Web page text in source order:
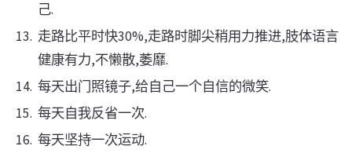
己.
走路比平时快30%,走路时脚尖稍用力推进,肢体语言
健康有力,不懒散,萎靡.
每天出门照镜子,给自己一个自信的微笑.
每天自我反省一次.
每天坚持一次运动.